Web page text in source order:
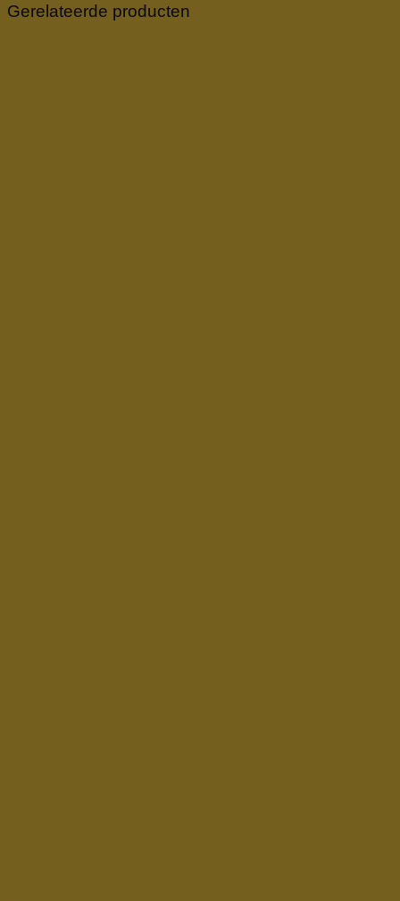
Gerelateerde producten